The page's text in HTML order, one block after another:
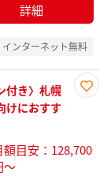
詳細
インターネット無料
録
付き〉札幌
けにおすす
額目安：128,700
～